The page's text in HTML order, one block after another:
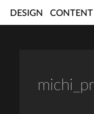
DESIGN CONTENT